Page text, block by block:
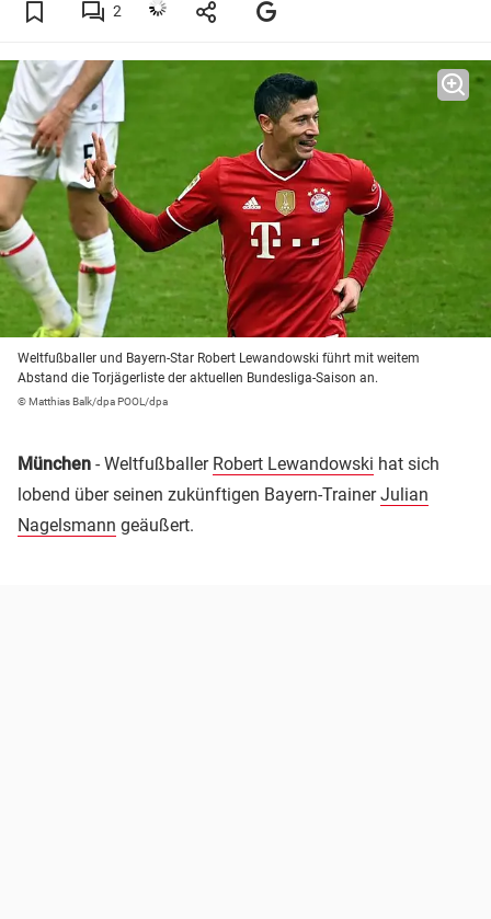
2
Weltfußballer und Bayern-Star Robert Lewandowski führt mit weitem
Abstand die Torjägerliste der aktuellen Bundesliga-Saison an.
© Matthias Balk/dpa POOL/dpa
München - Weltfußballer Robert Lewandowski hat sich
lobend über seinen zukünftigen Bayern-TrainerJulian
Nagelsmann geäußert.